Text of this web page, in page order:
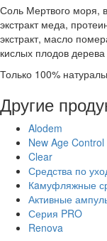
Соль Мертвого моря,
экстракт меда,
экстракт, масло
кислых плодов
Только 100%
Другие
Alodem
New Age Control
Clear
Средства по
Кaмуфляжные
Активные
Серия PRO
Renova